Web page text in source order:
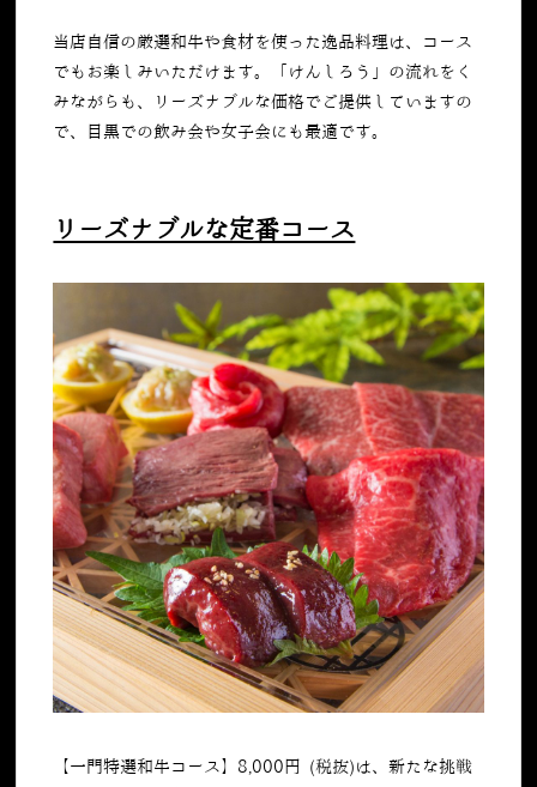
当店自信の厳選和牛や食材を使った逸品料理は、コース
でもお楽しみいただけます。「けんしろう」の流れをく
みながらも、リーズナブルな価格でご提供していますの
で、目黒での飲み会や女子会にも最適です。
リーズナブルな定番コース
【一門特選和牛コース】 8,000円 (税抜)は、新たな挑戦